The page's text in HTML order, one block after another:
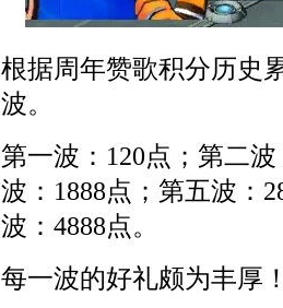
根据周年赞歌积分历史
波。
第一波：120点；第二
波：1888点；第五波：
波：4888点。
每一波的好礼颇为丰厚